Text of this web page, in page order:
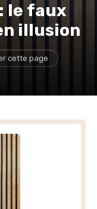
le faux
illusion
cette page